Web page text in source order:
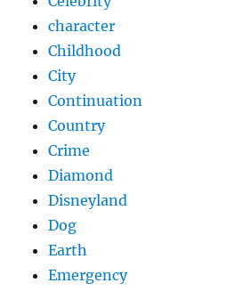
character
Childhood
City
Continuation
Country
Crime
Diamond
Disneyland
Dog
Earth
Emergency